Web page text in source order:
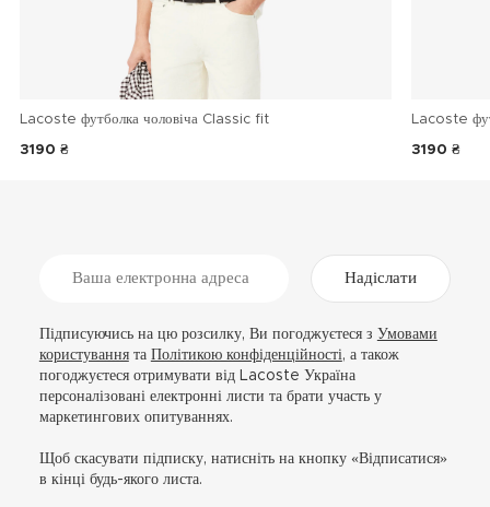
Lacoste футболка чоловіча Classic fit
3190 ₴
Lacoste
3190 ₴
Надіслати
Підписуючись на цю розсилку, Ви погоджуєтеся з Умовами
користуваннята Політикою конфіденційності, а також
погоджуєтеся отримувати від Lacoste Україна
персоналізовані електронні листи та брати участь у
маркетингових опитуваннях.
Щоб скасувати підписку, натисніть на кнопку «Відписатися»
в кінці будь-якого листа.